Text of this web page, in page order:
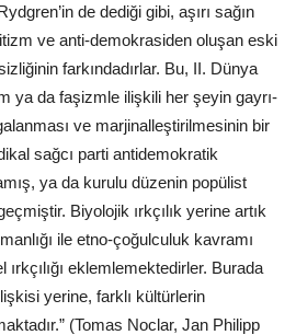
de dediği gibi, aşırı sağın
ve anti-demokrasiden oluşan eski
farkındadırlar. Bu, II. Dünya
ya da faşizmle ilişkili her şeyin gayrı-
ve marjinalleştirilmesinin bir
sağcı parti antidemokratik
ya da kurulu düzenin popülist
Biyolojik ırkçılık yerine artık
ile etno-çoğulculuk kavramı
eklemlemektedirler. Burada
yerine, farklı kültürlerin
(Tomas Noclar, Jan Philipp